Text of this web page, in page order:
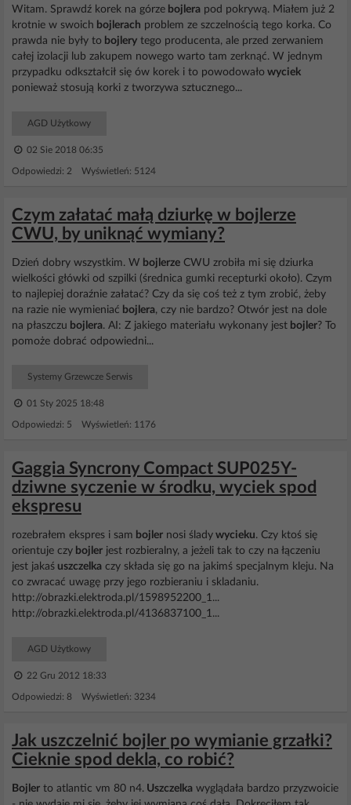
Witam. Sprawdź korek na górze bojlera pod pokrywą. Miałem już 2
krotnie w swoich bojlerach problem ze szczelnością tego korka. Co
prawda nie były to bojlery tego producenta, ale przed zerwaniem
całej izolacji lub zakupem nowego warto tam zerknąć. W jednym
przypadku odkształcił się ów korek i to powodowało wyciek
ponieważ stosują korki z tworzywa sztucznego...
AGD Użytkowy
02 Sie 2018 06:35
Odpowiedzi: 2 Wyświetleń: 5124
Czym załatać małą dziurkę w bojlerze
CWU, by uniknąć wymiany?
Dzień dobry wszystkim. W bojlerze CWU zrobiła mi się dziurka
wielkości główki od szpilki (średnica gumki recepturki około). Czym
to najlepiej doraźnie załatać? Czy da się coś też z tym zrobić, żeby
na razie nie wymieniać bojlera, czy nie bardzo? Otwór jest na dole
na płaszczu bojlera. AI: Z jakiego materiału wykonany jest bojler? To
pomoże dobrać odpowiedni...
Systemy Grzewcze Serwis
01 Sty 2025 18:48
Odpowiedzi: 5 Wyświetleń: 1176
Gaggia Syncrony Compact SUP025Y-
dziwne syczenie w środku, wyciek spod
ekspresu
rozebrałem ekspres i sam bojler nosi ślady wycieku. Czy ktoś się
orientuje czy bojler jest rozbieralny, a jeżeli tak to czy na łączeniu
jest jakaś uszczelka czy składa się go na jakimś specjalnym kleju. Na
co zwracać uwagę przy jego rozbieraniu i skladaniu.
http://obrazki.elektroda.pl/1598952200_1...
http://obrazki.elektroda.pl/4136837100_1...
AGD Użytkowy
22 Gru 2012 18:33
Odpowiedzi: 8 Wyświetleń: 3234
Jak uszczelnić bojler po wymianie grzałki?
Cieknie spod dekla, co robić?
Bojler to atlantic vm 80 n4. Uszczelka wyglądała bardzo przyzwoicie